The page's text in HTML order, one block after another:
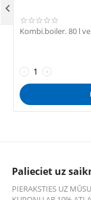
Kombi.boiler. 80 l
+
−

Palieciet uz
PIERAKSTIES UZ